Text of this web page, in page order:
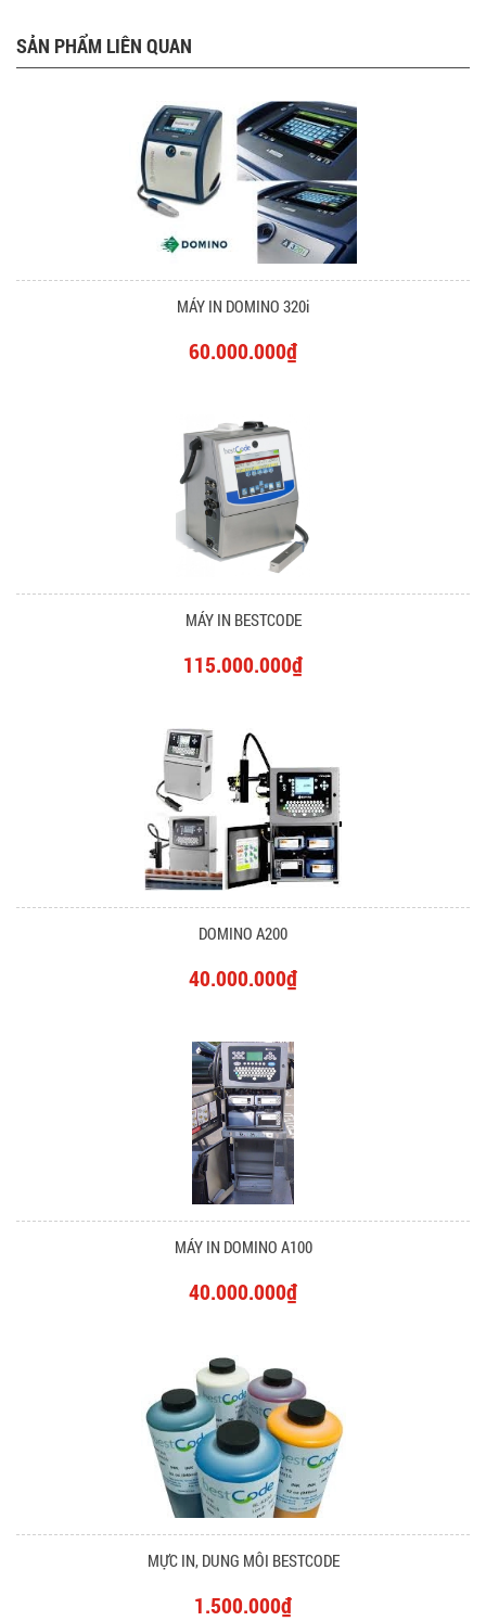
SẢN PHẨM LIÊN QUAN
MÁY IN DOMINO 320i
60.000.000₫
MÁY IN BESTCODE
115.000.000₫
DOMINO A200
40.000.000₫
MÁY IN DOMINO A100
40.000.000₫
MỰC IN, DUNG MÔI BESTCODE
1.500.000₫